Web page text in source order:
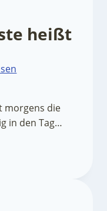
heißt
morgens die
in den Tag…